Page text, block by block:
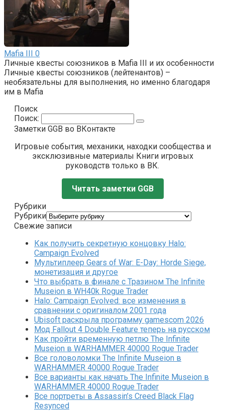
Mafia III 0
Личные квесты союзников в Mafia III и их особенности
Личные квесты союзников (лейтенантов) –
необязательны для выполнения, но именно благодаря
им в Mafia
Поиск
Поиск:
Заметки GGB во ВКонтакте
Игровые события, механики, находки сообщества и
эксклюзивные материалы Книги игровых
руководств только в ВК.
Читать заметки GGB
Рубрики
Рубрики
Свежие записи
Как получить секретную концовку Halo:
Campaign Evolved
Мультиплеер Gears of War: E-Day: Horde Siege,
монетизация и другое
Что выбрать в финале с Тразином The Infinite
Museion в WH40k Rogue Trader
Halo: Campaign Evolved: все изменения в
сравнении с оригиналом 2001 года
Ubisoft раскрыла программу gamescom 2026
Мод Fallout 4 Double Feature теперь на русском
Как пройти временную петлю The Infinite
Museion в WARHAMMER 40000 Rogue Trader
Все головоломки The Infinite Museion в
WARHAMMER 40000 Rogue Trader
Все варианты как начать The Infinite Museion в
WARHAMMER 40000 Rogue Trader
Все портреты в Assassin’s Creed Black Flag
Resynced